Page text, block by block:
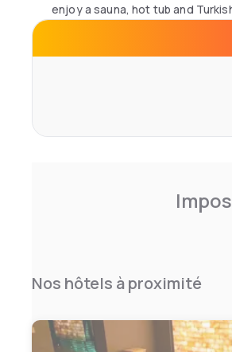
enjoy a sauna, hot tub and
Mediterranean dishes. Guests
peaceful countryside.
Nos hôtels à proximité